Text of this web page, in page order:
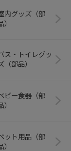
内グッズ（部
）
ス・トイレグッ
（部品）
ビー食器（部
）
ット用品（部
）